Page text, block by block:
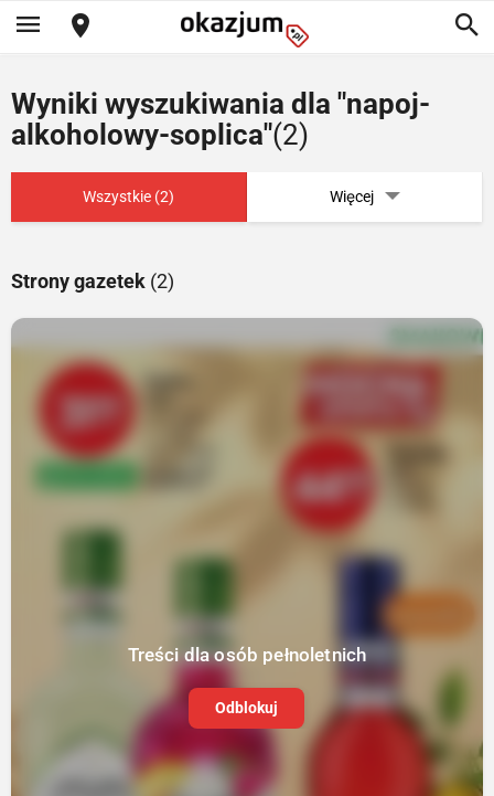
Wyniki wyszukiwania dla "napoj-
alkoholowy-soplica"(2)
Wszystkie (2) Więcej
Strony gazetek (2)
Treści dla osób pełnoletnich
Odblokuj